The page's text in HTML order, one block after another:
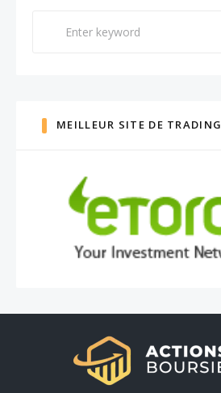
MEILLEUR SITE DE TRADING